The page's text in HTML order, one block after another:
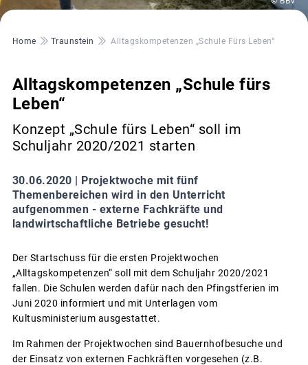
Pfadnavigation
Home Traunstein Alltagskompetenzen „Schule Fürs Leben“
Alltagskompetenzen „Schule fürs
Leben“
Konzept „Schule fürs Leben“ soll im
Schuljahr 2020/2021 starten
30.06.2020 | Projektwoche mit fünf
Themenbereichen wird in den Unterricht
aufgenommen - externe Fachkräfte und
landwirtschaftliche Betriebe gesucht!
Der Startschuss für die ersten Projektwochen
„Alltagskompetenzen“ soll mit dem Schuljahr 2020/2021
fallen. Die Schulen werden dafür nach den Pfingstferien im
Juni 2020 informiert und mit Unterlagen vom
Kultusministerium ausgestattet.
Im Rahmen der Projektwochen sind Bauernhofbesuche und
der Einsatz von externen Fachkräften vorgesehen (z.B.